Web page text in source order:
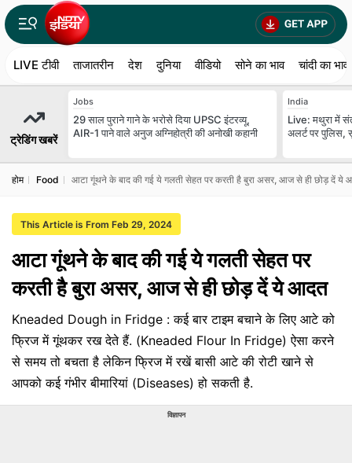
LIVE टीवी ताजातरीन देश दुनिया वीडियो सोने का भाव चांदी का भाव
ट्रेडिंग खबरें
Jobs
29 साल पुराने गाने के भरोसे दिया UPSC इंटरव्यू,
AIR-1 पाने वाले अनुज अग्निहोत्री की अनोखी कहानी
India
Live: मथुरा में
अलर्ट पर पुलिस,
होम Food आटा गूंथने के बाद की गई ये गलती सेहत पर करती है बुरा असर, आज से ही छोड़ दें ये
This Article is From Feb 29, 2024
आटा गूंथने के बाद की गई ये गलती सेहत पर
करती है बुरा असर, आज से ही छोड़ दें ये आदत
Kneaded Dough in Fridge : कई बार टाइम बचाने के लिए आटे को
फ्रिज में गूंथकर रख देते हैं. (Kneaded Flour In Fridge) ऐसा करने
से समय तो बचता है लेकिन फ्रिज में रखें बासी आटे की रोटी खाने से
आपको कई गंभीर बीमारियां (Diseases) हो सकती है.
विज्ञापन